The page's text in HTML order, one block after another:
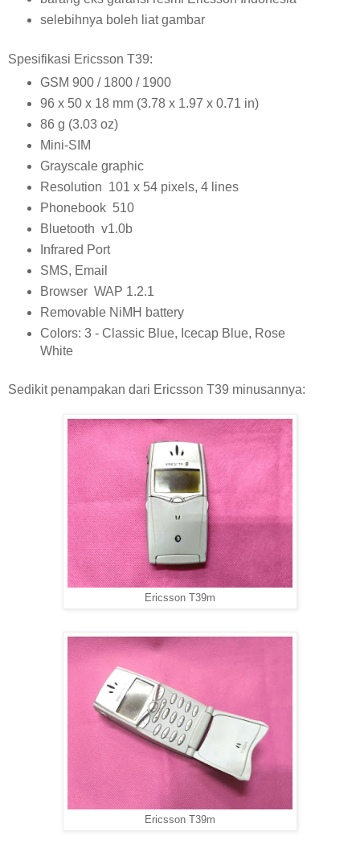
selebihnya boleh liat gambar
Spesifikasi Ericsson T39:
GSM 900 / 1800 / 1900
96 x 50 x 18 mm (3.78 x 1.97 x 0.71 in)
86 g (3.03 oz)
Mini-SIM
Grayscale graphic
Resolution 101 x 54 pixels, 4 lines
Phonebook 510
Bluetooth v1.0b
Infrared Port
SMS, Email
Browser WAP 1.2.1
Removable NiMH battery
Colors: 3 - Classic Blue, Icecap Blue, Rose
White
Sedikit penampakan dari Ericsson T39 minusannya:
Ericsson T39m
Ericsson T39m